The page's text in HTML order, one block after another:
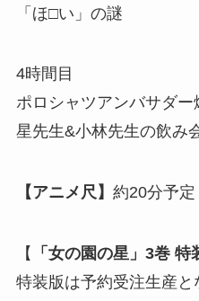
「ほ□い」の謎
4時間目
ポロシャツアンバサダー
星先生&小林先生の飲み
【アニメ尺】 約20分予定
【 「女の園の星」3巻
特装版は予約受注生産